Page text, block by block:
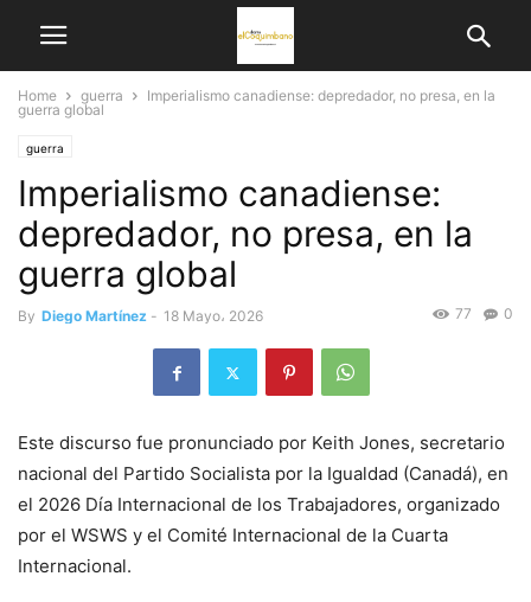
Home guerra
Imperialismo canadiense: depredador, no presa, en la
guerra global
guerra
Imperialismo canadiense:
depredador, no presa, en la
guerra global
By Diego Martínez - 18 Mayo، 2026 0
77
Este discurso fue pronunciado por Keith Jones, secretario
nacional del Partido Socialista por la Igualdad (Canadá), en
el 2026 Día Internacional de los Trabajadores, organizado
por el WSWS y el Comité Internacional de la Cuarta
Internacional.